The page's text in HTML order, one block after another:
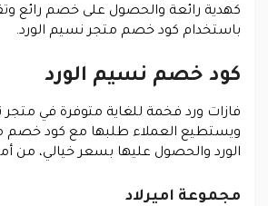
كهدية رائعة والحصول على خصم رائع
باستخدام كود خصم متجر نسيم الورد.
كود خصم نسيم الورد
فازات ورد فخمة للغاية متوفرة في متجر
ويستطيع العملاء طلبها مع كود خصم
الورد والحصول عليها بسعر خيالي، من
مجموعة اميرلاد